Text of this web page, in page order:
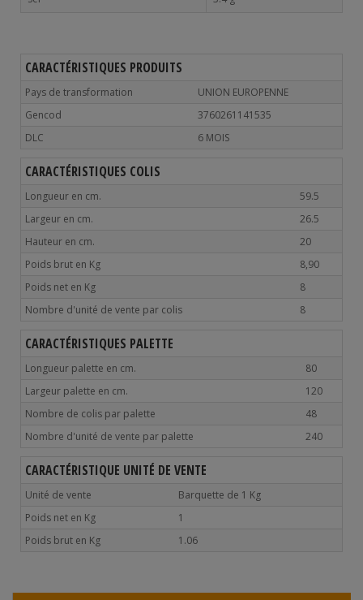
CARACTÉRISTIQUES PRODUITS
Pays de transformation
UNION EUROPENNE
Gencod
3760261141535
DLC
6 MOIS
CARACTÉRISTIQUES COLIS
Longueur en cm.
59.5
Largeur en cm.
26.5
Hauteur en cm.
20
Poids brut en Kg
8,90
Poids net en Kg
8
Nombre d'unité de vente par colis
8
CARACTÉRISTIQUES PALETTE
Longueur palette en cm.
80
Largeur palette en cm.
120
Nombre de colis par palette
48
Nombre d'unité de vente par palette
240
CARACTÉRISTIQUE UNITÉ DE VENTE
Unité de vente
Barquette de 1 Kg
Poids net en Kg
1
Poids brut en Kg
1.06